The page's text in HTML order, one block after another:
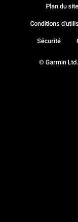
© Garmin
Plan du site
Conditions
Sécurité